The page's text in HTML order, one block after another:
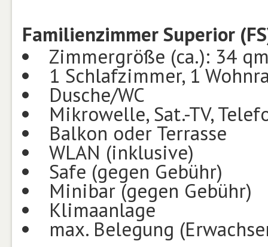
Familienzimmer Superior
Zimmergröße (ca.): 34
1 Schlafzimmer, 1
Dusche/WC
Mikrowelle, Sat.-TV,
Balkon oder Terrasse
WLAN (inklusive)
Safe (gegen Gebühr)
Minibar (gegen Gebühr)
Klimaanlage
max. Belegung